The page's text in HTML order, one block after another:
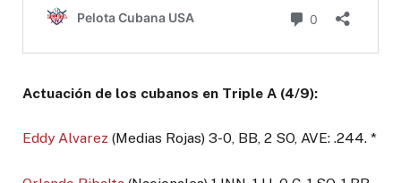
Actuación de los cubanos en Triple A (4/9):
Eddy Alvarez (Medias Rojas) 3-0, BB, 2 SO, AVE: .244. *